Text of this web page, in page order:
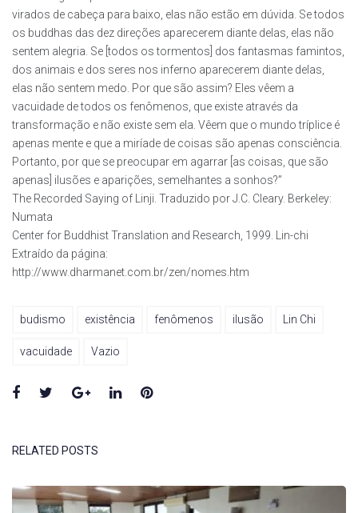
virados de cabeça para baixo, elas não estão em dúvida. Se todos
os buddhas das dez direções aparecerem diante delas, elas não
sentem alegria. Se [todos os tormentos] dos fantasmas famintos,
dos animais e dos seres nos inferno aparecerem diante delas,
elas não sentem medo. Por que são assim? Eles vêem a
vacuidade de todos os fenômenos, que existe através da
transformação e não existe sem ela. Vêem que o mundo tríplice é
apenas mente e que a miríade de coisas são apenas consciência.
Portanto, por que se preocupar em agarrar [as coisas, que são
apenas] ilusões e aparições, semelhantes a sonhos?”
The Recorded Saying of Linji. Traduzido por J.C. Cleary. Berkeley:
Numata
Center for Buddhist Translation and Research, 1999. Lin-chi
Extraído da página:
http://www.dharmanet.com.br/zen/nomes.htm
budismo existência fenômenos ilusão Lin Chi
vacuidade Vazio
Facebook
TwitterGoogle+LinkedInPinterest
RELATED POSTS